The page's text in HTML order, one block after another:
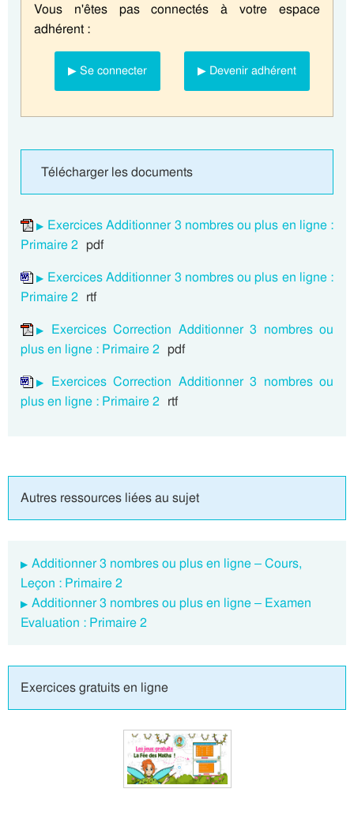
Vous n'êtes pas connectés à votre espace
adhérent :
▶ Se connecter ▶ Devenir adhérent
Télécharger les documents
Exercices Additionner 3 nombres ou plus en ligne :
Primaire 2 pdf
Exercices Additionner 3 nombres ou plus en ligne :
Primaire 2 rtf
Exercices Correction Additionner 3 nombres ou
plus en ligne : Primaire 2 pdf
Exercices Correction Additionner 3 nombres ou
plus en ligne : Primaire 2 rtf
Autres ressources liées au sujet
Additionner 3 nombres ou plus en ligne – Cours,
Leçon : Primaire 2
Additionner 3 nombres ou plus en ligne – Examen
Evaluation : Primaire 2
Exercices gratuits en ligne